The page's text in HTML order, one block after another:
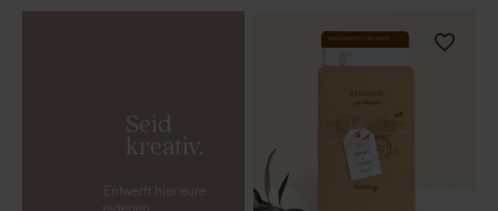
Seid
kreativ.